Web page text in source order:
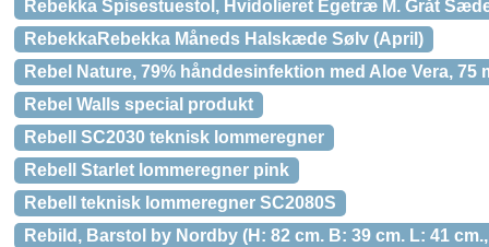
Rebekka Spisestuestol, Hvidolieret Egetræ M. Gråt
RebekkaRebekka Måneds Halskæde Sølv (April)
Rebel Nature, 79% hånddesinfektion med Aloe Vera, 75
Rebel Walls special produkt
Rebell SC2030 teknisk lommeregner
Rebell Starlet lommeregner pink
Rebell teknisk lommeregner SC2080S
Rebild, Barstol by Nordby (H: 82 cm. B: 39 cm. L: 41